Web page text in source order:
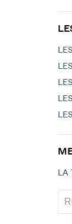
LA